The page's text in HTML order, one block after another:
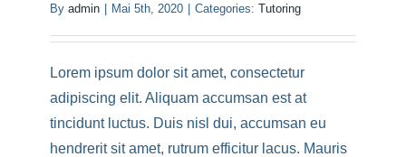
By admin Mai 5th, 2020 Categories: Tutoring
Lorem ipsum dolor sit amet, consectetur
adipiscing elit. Aliquam accumsan est at
tincidunt luctus. Duis nisl dui, accumsan eu
hendrerit sit amet, rutrum efficitur lacus. Mauris